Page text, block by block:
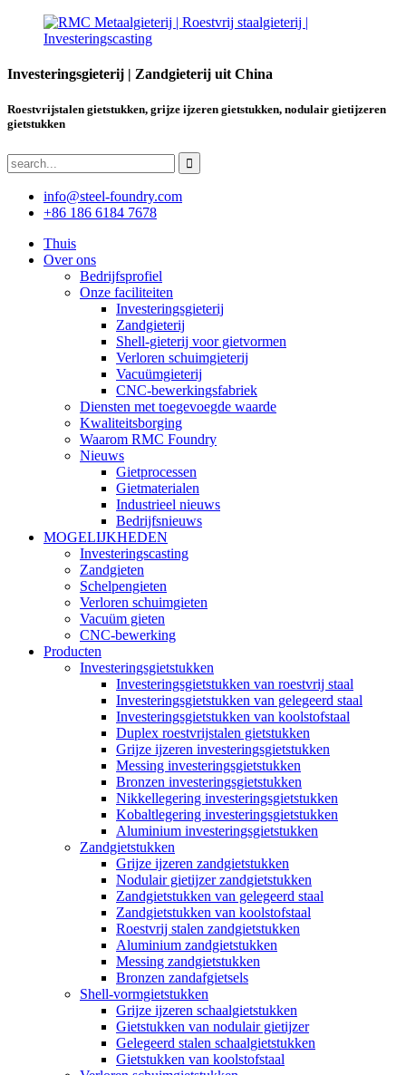
Investeringsgieterij | Zandgieterij uit China
Roestvrijstalen gietstukken, grijze ijzeren gietstukken, nodulair gietijzeren
gietstukken
info@steel-foundry.com
+86 186 6184 7678
Thuis
Over ons
Bedrijfsprofiel
Onze faciliteiten
Investeringsgieterij
Zandgieterij
Shell-gieterij voor gietvormen
Verloren schuimgieterij
Vacuümgieterij
CNC-bewerkingsfabriek
Diensten met toegevoegde waarde
Kwaliteitsborging
Waarom RMC Foundry
Nieuws
Gietprocessen
Gietmaterialen
Industrieel nieuws
Bedrijfsnieuws
MOGELIJKHEDEN
Investeringscasting
Zandgieten
Schelpengieten
Verloren schuimgieten
Vacuüm gieten
CNC-bewerking
Producten
Investeringsgietstukken
Investeringsgietstukken van roestvrij staal
Investeringsgietstukken van gelegeerd staal
Investeringsgietstukken van koolstofstaal
Duplex roestvrijstalen gietstukken
Grijze ijzeren investeringsgietstukken
Messing investeringsgietstukken
Bronzen investeringsgietstukken
Nikkellegering investeringsgietstukken
Kobaltlegering investeringsgietstukken
Aluminium investeringsgietstukken
Zandgietstukken
Grijze ijzeren zandgietstukken
Nodulair gietijzer zandgietstukken
Zandgietstukken van gelegeerd staal
Zandgietstukken van koolstofstaal
Roestvrij stalen zandgietstukken
Aluminium zandgietstukken
Messing zandgietstukken
Bronzen zandafgietsels
Shell-vormgietstukken
Grijze ijzeren schaalgietstukken
Gietstukken van nodulair gietijzer
Gelegeerd stalen schaalgietstukken
Gietstukken van koolstofstaal